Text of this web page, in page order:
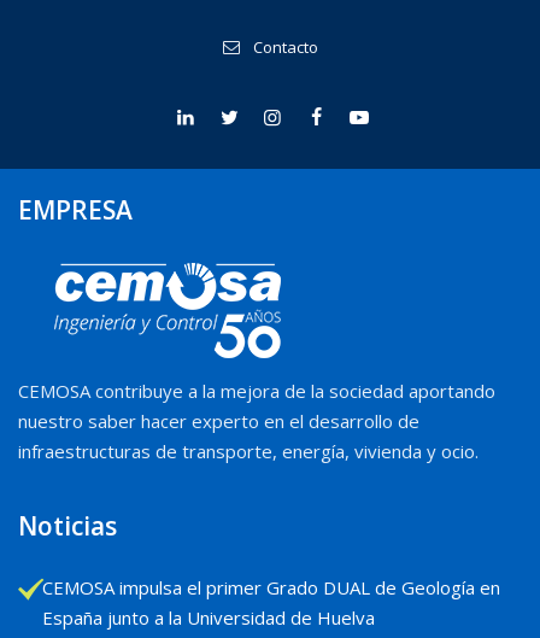
Contacto
EMPRESA
CEMOSA contribuye a la mejora de la sociedad aportando
nuestro saber hacer experto en el desarrollo de
infraestructuras de transporte, energía, vivienda y ocio.
Noticias
CEMOSA impulsa el primer Grado DUAL de Geología en
España junto a la Universidad de Huelva